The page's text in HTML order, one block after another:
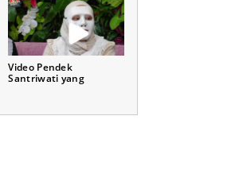
Video Pendek
Santriwati yang